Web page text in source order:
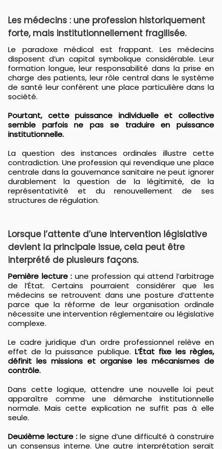
Les médecins : une profession historiquement
forte, mais institutionnellement fragilisée.
Le paradoxe médical est frappant. Les médecins
disposent d’un capital symbolique considérable. Leur
formation longue, leur responsabilité dans la prise en
charge des patients, leur rôle central dans le système
de santé leur confèrent une place particulière dans la
société.
Pourtant, cette puissance individuelle et collective
semble parfois ne pas se traduire en puissance
institutionnelle.
La question des instances ordinales illustre cette
contradiction. Une profession qui revendique une place
centrale dans la gouvernance sanitaire ne peut ignorer
durablement la question de la légitimité, de la
représentativité et du renouvellement de ses
structures de régulation.
Lorsque l’attente d’une intervention législative
devient la principale issue, cela peut être
interprété de plusieurs façons.
Pemière lecture :une profession qui attend l’arbitrage
de l’État. Certains pourraient considérer que les
médecins se retrouvent dans une posture d’attente
parce que la réforme de leur organisation ordinale
nécessite une intervention réglementaire ou législative
complexe.
Le cadre juridique d’un ordre professionnel relève en
effet de la puissance publique. L’État fixe les règles,
définit les missions et organise les mécanismes de
contrôle.
Dans cette logique, attendre une nouvelle loi peut
apparaître comme une démarche institutionnelle
normale. Mais cette explication ne suffit pas à elle
seule.
Deuxième lecture :le signe d’une difficulté à construire
un consensus interne. Une autre interprétation serait